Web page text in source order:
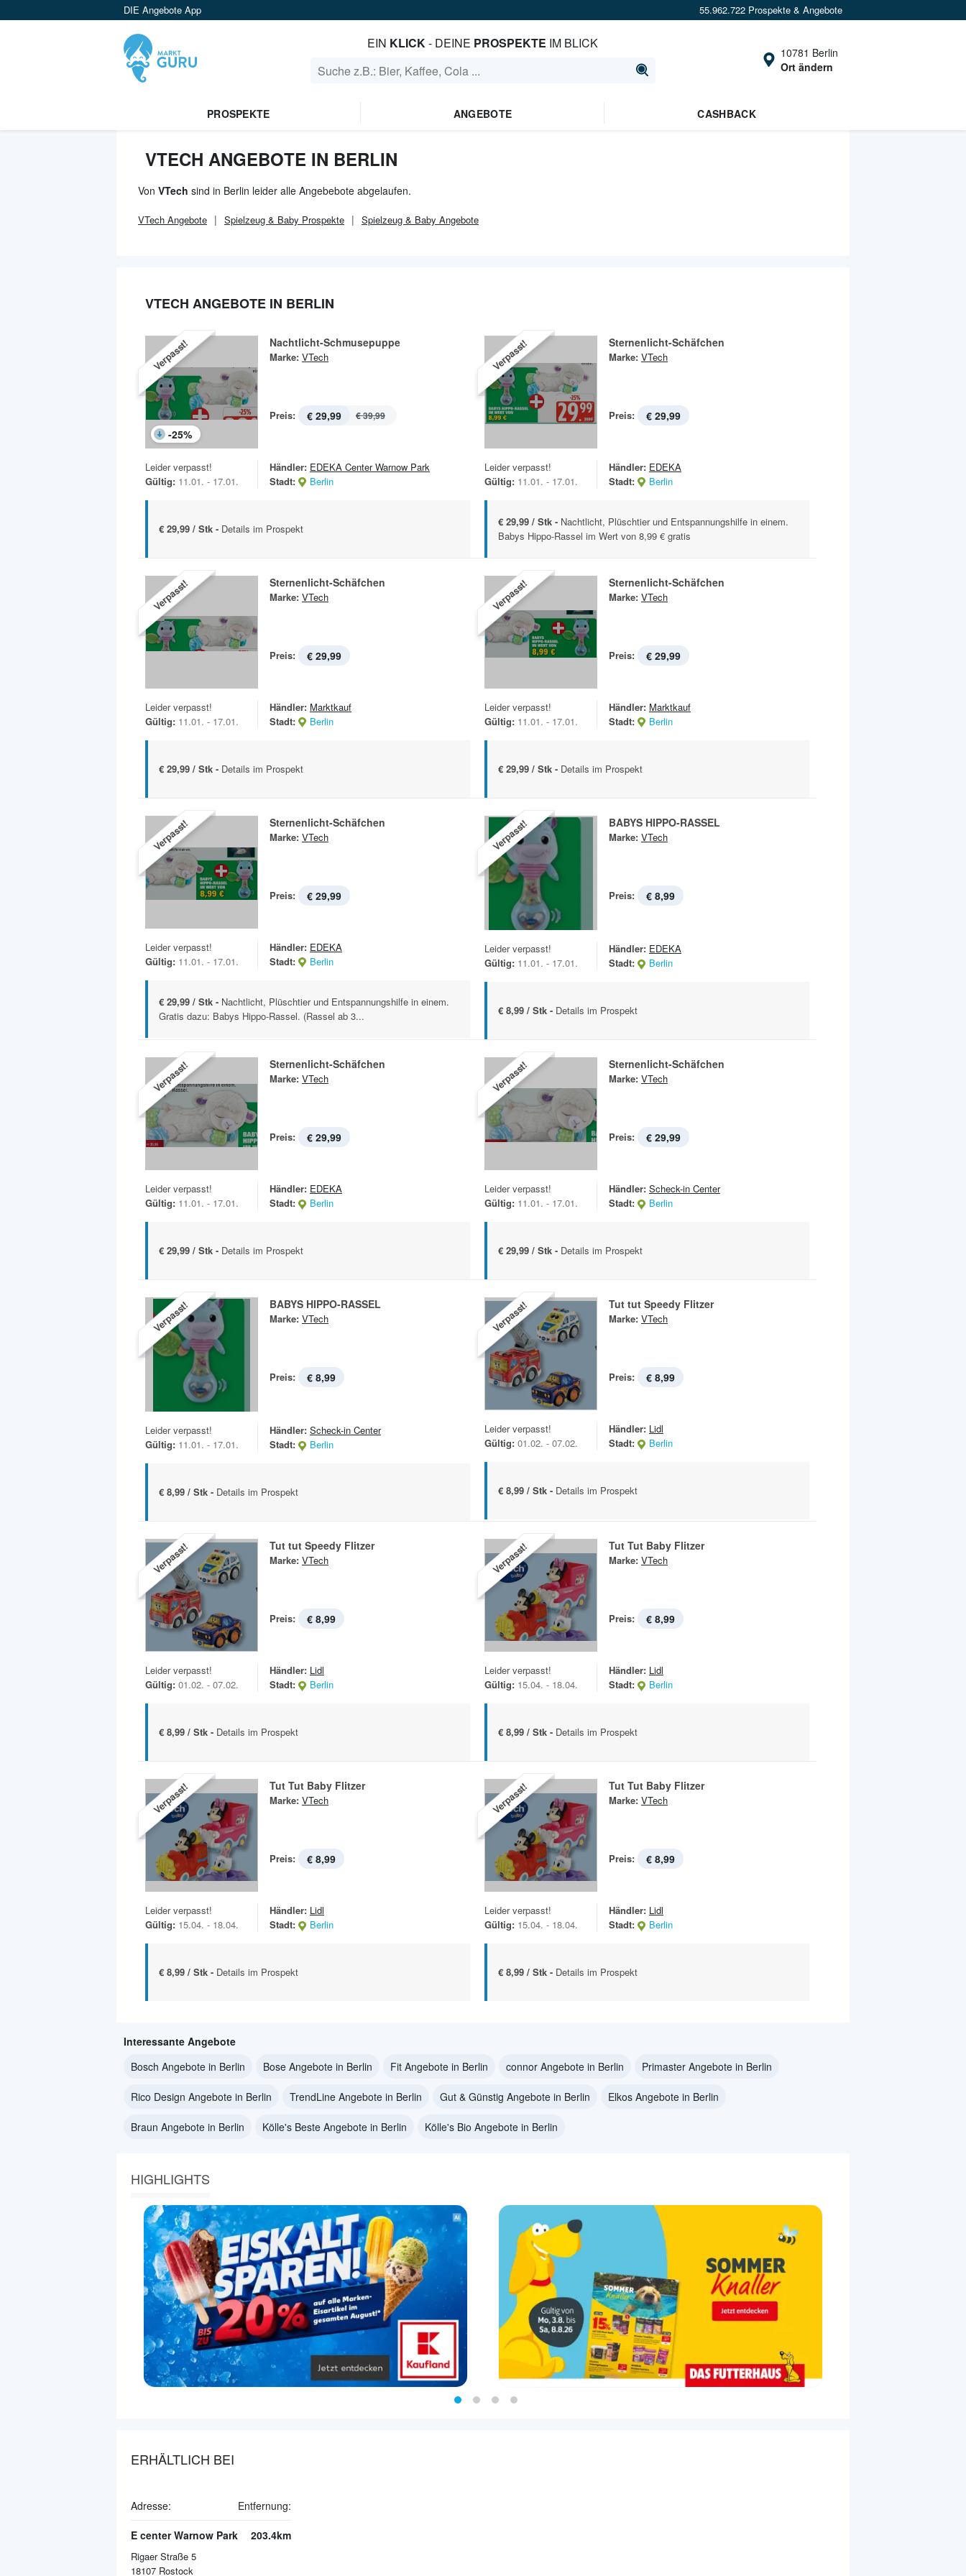
DIE Angebote App 55.962.722 Prospekte & Angebote
EIN KLICK- DEINE PROSPEKTE IM BLICK
10781 Berlin
Ort ändern
PROSPEKTE ANGEBOTE CASHBACK
VTECH ANGEBOTE IN BERLIN
Von VTech sind in Berlin leider alle Angebebote abgelaufen.
VTech Angebote Spielzeug & Baby Prospekte Spielzeug & Baby Angebote
VTECH ANGEBOTE IN BERLIN
Verpasst!
-25%
Nachtlicht-Schmusepuppe
Marke: VTech
Preis: € 29,99 € 39,99
Leider verpasst!
Gültig: 11.01. - 17.01.
Händler: EDEKA Center Warnow Park
Stadt:
Berlin
€ 29,99 / Stk - Details im Prospekt
Verpasst! Sternenlicht-Schäfchen
Marke: VTech
Preis: € 29,99
Leider verpasst!
Gültig: 11.01. - 17.01.
Händler: EDEKA
Stadt:
Berlin
€ 29,99 / Stk - Nachtlicht, Plüschtier und Entspannungshilfe in einem.
Babys Hippo-Rassel im Wert von 8,99 € gratis
Verpasst! Sternenlicht-Schäfchen
Marke: VTech
Preis: € 29,99
Leider verpasst!
Gültig: 11.01. - 17.01.
Händler: Marktkauf
Stadt:
Berlin
€ 29,99 / Stk - Details im Prospekt
Verpasst! Sternenlicht-Schäfchen
Marke: VTech
Preis: € 29,99
Leider verpasst!
Gültig: 11.01. - 17.01.
Händler: Marktkauf
Stadt:
Berlin
€ 29,99 / Stk - Details im Prospekt
Verpasst! Sternenlicht-Schäfchen
Marke: VTech
Preis: € 29,99
Leider verpasst!
Gültig: 11.01. - 17.01.
Händler: EDEKA
Stadt:
Berlin
€ 29,99 / Stk - Nachtlicht, Plüschtier und Entspannungshilfe in einem.
Gratis dazu: Babys Hippo-Rassel. (Rassel ab 3...
Verpasst! BABYS HIPPO-RASSEL
Marke: VTech
Preis: € 8,99
Leider verpasst!
Gültig: 11.01. - 17.01.
Händler: EDEKA
Stadt:
Berlin
€ 8,99 / Stk - Details im Prospekt
Verpasst! Sternenlicht-Schäfchen
Marke: VTech
Preis: € 29,99
Leider verpasst!
Gültig: 11.01. - 17.01.
Händler: EDEKA
Stadt:
Berlin
€ 29,99 / Stk - Details im Prospekt
Verpasst! Sternenlicht-Schäfchen
Marke: VTech
Preis: € 29,99
Leider verpasst!
Gültig: 11.01. - 17.01.
Händler: Scheck-in Center
Stadt:
Berlin
€ 29,99 / Stk - Details im Prospekt
Verpasst! BABYS HIPPO-RASSEL
Marke: VTech
Preis: € 8,99
Leider verpasst!
Gültig: 11.01. - 17.01.
Händler: Scheck-in Center
Stadt:
Berlin
€ 8,99 / Stk - Details im Prospekt
Verpasst! Tut tut Speedy Flitzer
Marke: VTech
Preis: € 8,99
Leider verpasst!
Gültig: 01.02. - 07.02.
Händler: Lidl
Stadt:
Berlin
€ 8,99 / Stk - Details im Prospekt
Verpasst! Tut tut Speedy Flitzer
Marke: VTech
Preis: € 8,99
Leider verpasst!
Gültig: 01.02. - 07.02.
Händler: Lidl
Stadt:
Berlin
€ 8,99 / Stk - Details im Prospekt
Verpasst! Tut Tut Baby Flitzer
Marke: VTech
Preis: € 8,99
Leider verpasst!
Gültig: 15.04. - 18.04.
Händler: Lidl
Stadt:
Berlin
€ 8,99 / Stk - Details im Prospekt
Verpasst! Tut Tut Baby Flitzer
Marke: VTech
Preis: € 8,99
Leider verpasst!
Gültig: 15.04. - 18.04.
Händler: Lidl
Stadt:
Berlin
€ 8,99 / Stk - Details im Prospekt
Verpasst! Tut Tut Baby Flitzer
Marke: VTech
Preis: € 8,99
Leider verpasst!
Gültig: 15.04. - 18.04.
Händler: Lidl
Stadt:
Berlin
€ 8,99 / Stk - Details im Prospekt
Interessante Angebote
Bosch Angebote in Berlin
Bose Angebote in Berlin Fit Angebote in Berlin connor Angebote in Berlin Primaster Angebote in Berlin
Rico Design Angebote in Berlin TrendLine Angebote in Berlin Gut & Günstig Angebote in Berlin Elkos Angebote in Berlin
Braun Angebote in Berlin Kölle's Beste Angebote in Berlin Kölle's Bio Angebote in Berlin
HIGHLIGHTS
ERHÄLTLICH BEI
Adresse: Entfernung:
E center Warnow Park
Rigaer Straße 5
18107 Rostock
203.4km